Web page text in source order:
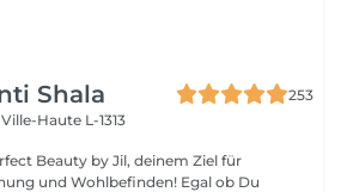
Shala
253
Ville-Haute L-1313
Beauty by Jil, deinem Ziel für
Wohlbefinden! Egal ob Du